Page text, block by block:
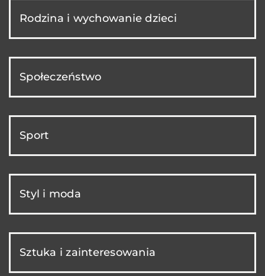
Rodzina i wychowanie dzieci
Społeczeństwo
Sport
Styl i moda
Sztuka i zainteresowania